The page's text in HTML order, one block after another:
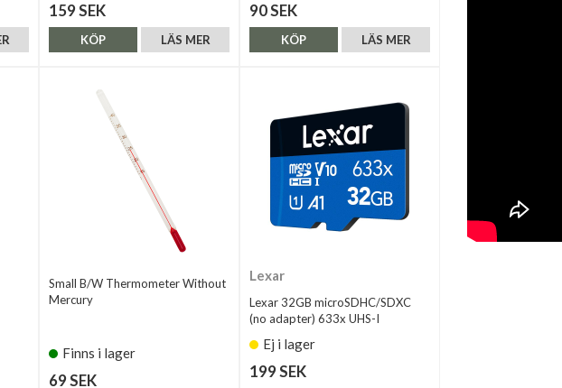
159 SEK
LÄS MER
KÖP
90 SEK
LÄS MER
KÖP
Small B/W Thermometer Without
Mercury
Finns i lager
69 SEK
Lexar
Lexar 32GB microSDHC/SDXC
(no adapter) 633x UHS-I
Ej i lager
199 SEK